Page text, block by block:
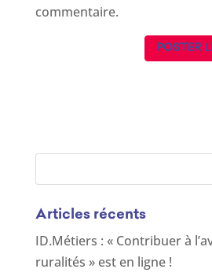
commentaire.
Articles récents
ID.Métiers : « Contribuer à
ruralités » est en ligne !